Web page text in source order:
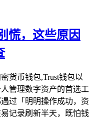
慌，这些原因
货币钱包,Trust钱包以
管理数字资产的首选工
过「明明操作成功，资
记录刷新半天，既怕钱